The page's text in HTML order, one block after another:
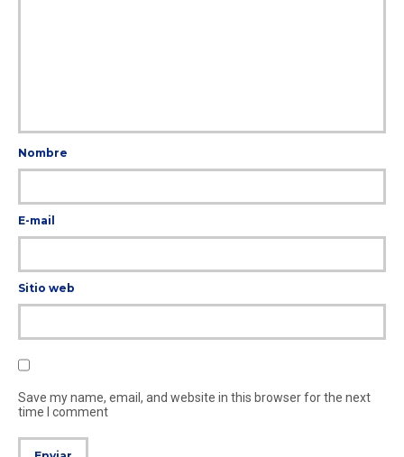
Nombre
E-mail
Sitio web
Save my name, email, and website in this browser for the next
time I comment